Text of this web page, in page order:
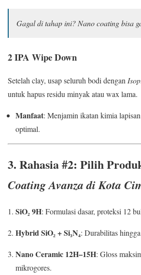
Gagal di tahap ini? Nano coating bisa
2 IPA Wipe Down
Setelah clay, usap seluruh bodi dengan
untuk hapus residu minyak atau wax lama.
Manfaat: Menjamin ikatan kimia
optimal.
3. Rahasia #2: Pilih
Coating Avanza di Kota
SiO₂ 9H: Formulasi dasar, proteksi 12
Hybrid SiO₂ + Si₃N₄: Durabilitas
Nano Ceramic 12H–15H: Gloss
mikrogores.